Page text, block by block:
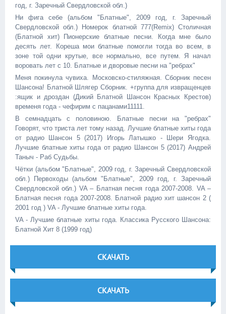
год, г. Заречный Свердловской обл.)
Ни фига себе (альбом "Блатные", 2009 год, г. Заречный
Свердловской обл.) Номерок блатной 777(Remix) Столичная
(Блатной хит) Пионерские блатные песни. Когда мне было
десять лет. Кореша мои блатные помогли тогда во всем, в
зоне той одни крутые, все нормально, все путем. Я начал
воровать лет с 10. Блатные и дворовые песни на "ребрах"
Меня покинула чувиха. Московско-стиляжная. Сборник песен
Шансона! Блатной Шлягер Сборник. +группа для извращенцев
:ящик и дроздан (Дикий Блатной Шансон Красных Крестов)
временя года - чефирим с пацанами11111.
В семнадцать с половиною. Блатные песни на "ребрах"
Говорят, что триста лет тому назад. Лучшие блатные хиты года
от радио Шансон 5 (2017) Игорь Латышко - Шери Ягодка.
Лучшие блатные хиты года от радио Шансон 5 (2017) Андрей
Таныч - Раб Судьбы.
Чётки (альбом "Блатные", 2009 год, г. Заречный Свердловской
обл.) Первоходы (альбом "Блатные", 2009 год, г. Заречный
Свердловской обл.) VA – Блатная песня года 2007-2008. VA –
Блатная песня года 2007-2008. Блатной радио хит шансон 2 (
2001 год ) VA - Лучшие блатные хиты года.
VA - Лучшие блатные хиты года. Классика Русского Шансона:
Блатной Хит 8 (1999 год)
СКАЧАТЬ
СКАЧАТЬ